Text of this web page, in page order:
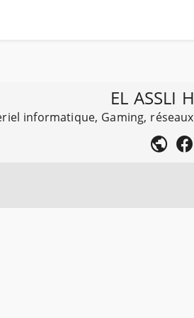
EL ASSLI
informatique, Gaming,